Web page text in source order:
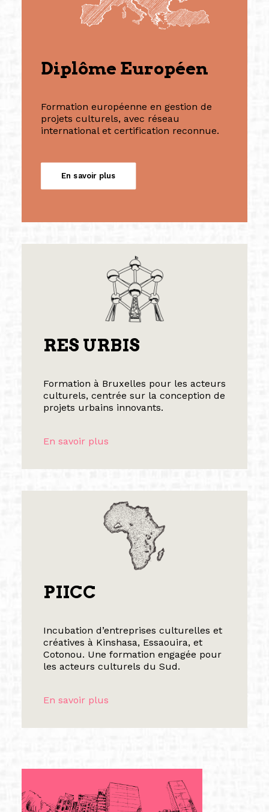
Diplôme Européen
Formation européenne en gestion de
projets culturels, avec réseau
international et certification reconnue.
En savoir plus
RES URBIS
Formation à Bruxelles pour les acteurs
culturels, centrée sur la conception de
projets urbains innovants.
En savoir plus
PIICC
Incubation d’entreprises culturelles et
créatives à Kinshasa, Essaouira, et
Cotonou. Une formation engagée pour
les acteurs culturels du Sud.
En savoir plus